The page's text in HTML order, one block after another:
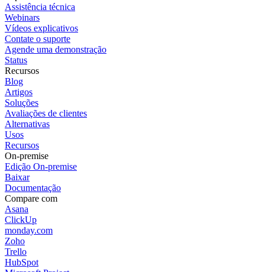
Assistência técnica
Webinars
Vídeos explicativos
Contate o suporte
Agende uma demonstração
Status
Recursos
Blog
Artigos
Soluções
Avaliações de clientes
Alternativas
Usos
Recursos
On-premise
Edição On-premise
Baixar
Documentação
Compare com
Asana
ClickUp
monday.com
Zoho
Trello
HubSpot